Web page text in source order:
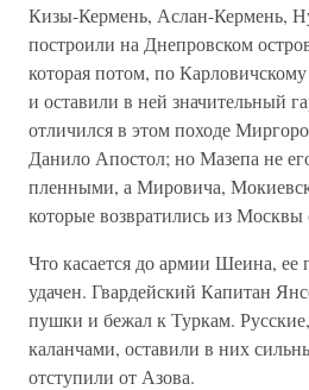
Кизы-Кермень, Аслан-Кермень,
построили на Днепровском
которая потом, по
и оставили в ней значительный
отличился в этом походе
Данило Апостол; но Мазепа не
пленными, а Мировича,
которые возвратились из
Что касается до армии Шеина, ее
удачен. Гвардейский Капитан
пушки и бежал к Туркам.
каланчами, оставили в них
отступили от Азова.